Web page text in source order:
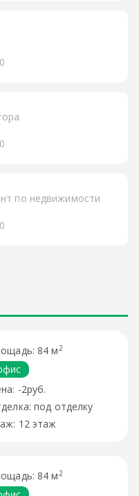
по недвижимости
84 м 2
-2руб.
под отделку
12 этаж
84 м 2